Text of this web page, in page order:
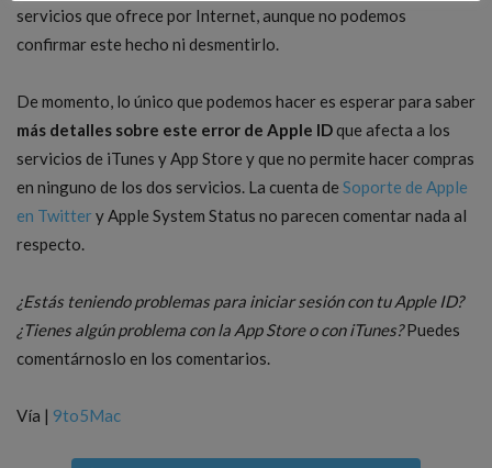
servicios que ofrece por Internet, aunque no podemos
confirmar este hecho ni desmentirlo.
De momento, lo único que podemos hacer es esperar para saber
más detalles sobre este error de Apple IDque afecta a los
servicios de iTunes y App Store y que no permite hacer compras
en ninguno de los dos servicios. La cuenta de Soporte de Apple
en Twitter y Apple System Status no parecen comentar nada al
respecto.
¿Estás teniendo problemas para iniciar sesión con tu Apple ID?
¿Tienes algún problema con la App Store o con iTunes?Puedes
comentárnoslo en los comentarios.
Vía | 9to5Mac